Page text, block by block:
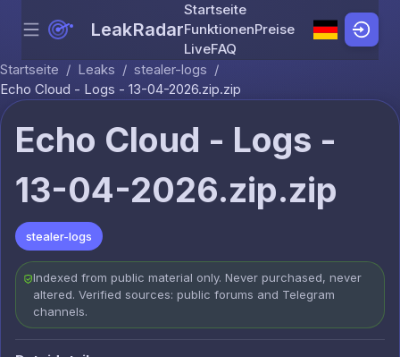
Skip to content
Menu LeakRadar
Startseite
FunktionenPreise
LiveFAQ
Startseite / Leaks / stealer-logs /
Echo Cloud - Logs - 13-04-2026.zip.zip
Echo Cloud - Logs -
13-04-2026.zip.zip
stealer-logs
Indexed from public material only. Never purchased, never
altered. Verified sources: public forums and Telegram
channels.